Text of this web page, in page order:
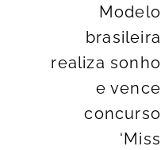
Modelo
brasileira
realiza sonho
e vence
concurso
‘Miss